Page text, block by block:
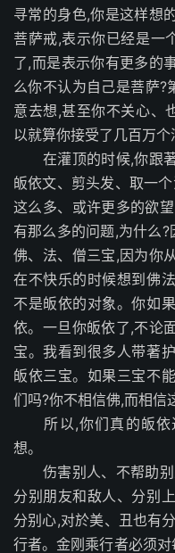
寻常的身色,你是这样想
菩萨戒,表示你已经是一
了,而是表示你有更多的
么你不认为自己是菩萨?
意去想,甚至你不关心、
以就算你接受了几百万个
在灌顶的时候,你跟著
皈依文、剪头发、取一
这么多、或许更多的欲
有那么多的问题,为什么
佛、法、僧三宝,因为你
在不快乐的时候想到佛
不是皈依的对象。你如
依。一旦你皈依了,不论
宝。我看到很多人带著
皈依三宝。如果三宝不
们吗?你不相信佛,而相信
所以,你们真的皈依
想。
伤害别人、不帮助别
分别朋友和敌人、分别
分别心,对於美、丑也有
行者。金刚乘行者必须